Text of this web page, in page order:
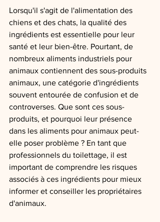
Lorsqu'il s'agit de l'alimentation des
chiens et des chats, la qualité des
ingrédients est essentielle pour leur
santé et leur bien-être. Pourtant, de
nombreux aliments industriels pour
animaux contiennent des sous-produits
animaux, une catégorie d'ingrédients
souvent entourée de confusion et de
controverses. Que sont ces sous-
produits, et pourquoi leur présence
dans les aliments pour animaux peut-
elle poser problème ? En tant que
professionnels du toilettage, il est
important de comprendre les risques
associés à ces ingrédients pour mieux
informer et conseiller les propriétaires
d'animaux.